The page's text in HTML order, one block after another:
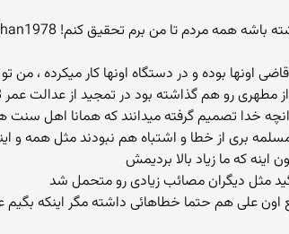
اونها بوده و در دستگاه اونها کار میکرده ،
خدا تصمیم گرفته میدانند که همانا اهل سنت
بری از خطا و اشتباه هم نبودند مثل همه و
که ما زیاد بالا بردیمش
مثل دیگران مصائب زیادی رو متحمل شد